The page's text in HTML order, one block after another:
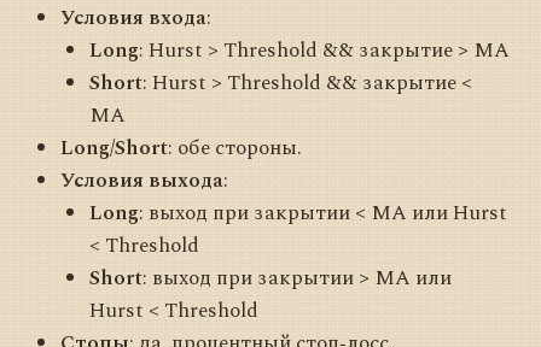
Условия входа:
Long: Hurst > Threshold && закрытие > MA
Short: Hurst > Threshold && закрытие <
MA
Long/Short: обе стороны.
Условия выхода:
Long: выход при закрытии < MA или Hurst
< Threshold
Short: выход при закрытии > MA или
Hurst < Threshold